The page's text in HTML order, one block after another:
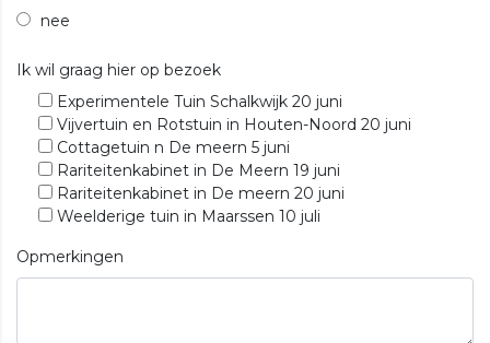
nee
Ik wil graag hier op bezoek
Experimentele Tuin Schalkwijk 20 juni
Vijvertuin en Rotstuin in Houten-Noord 20 juni
Cottagetuin n De meern 5 juni
Rariteitenkabinet in De Meern 19 juni
Rariteitenkabinet in De meern 20 juni
Weelderige tuin in Maarssen 10 juli
Opmerkingen